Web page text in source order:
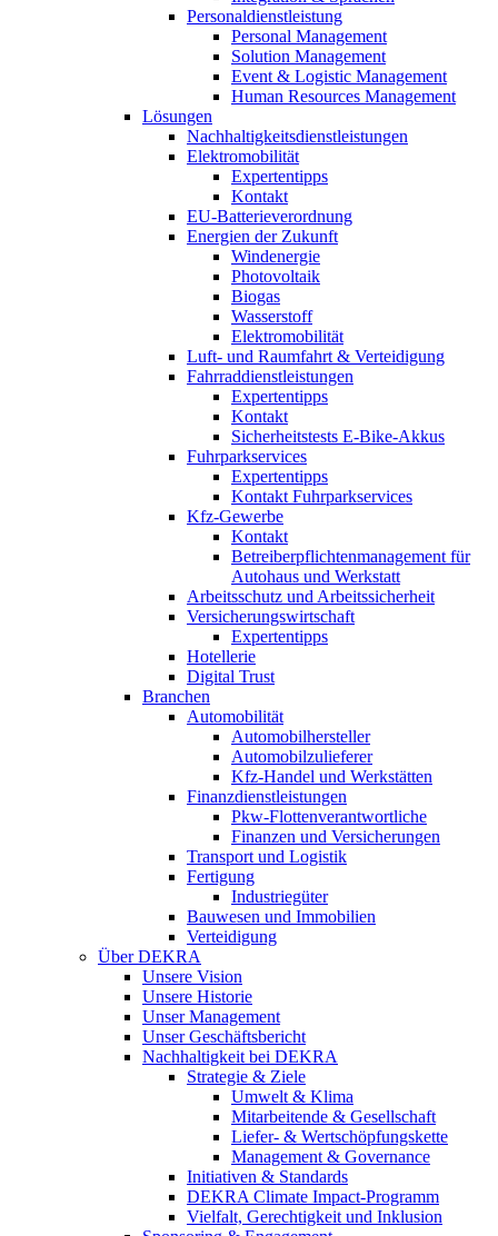
Personaldienstleistung
Personal Management
Solution Management
Event & Logistic Management
Human Resources Management
Lösungen
Nachhaltigkeitsdienstleistungen
Elektromobilität
Expertentipps
Kontakt
EU-Batterieverordnung
Energien der Zukunft
Windenergie
Photovoltaik
Biogas
Wasserstoff
Elektromobilität
Luft- und Raumfahrt & Verteidigung
Fahrraddienstleistungen
Expertentipps
Kontakt
Sicherheitstests E-Bike-Akkus
Fuhrparkservices
Expertentipps
Kontakt Fuhrparkservices
Kfz-Gewerbe
Kontakt
Betreiberpflichtenmanagement für
Autohaus und Werkstatt
Arbeitsschutz und Arbeitssicherheit
Versicherungswirtschaft
Expertentipps
Hotellerie
Digital Trust
Branchen
Automobilität
Automobilhersteller
Automobilzulieferer
Kfz-Handel und Werkstätten
Finanzdienstleistungen
Pkw‑Flottenverantwortliche
Finanzen und Versicherungen
Transport und Logistik
Fertigung
Industriegüter
Bauwesen und Immobilien
Verteidigung
Über DEKRA
Unsere Vision
Unsere Historie
Unser Management
Unser Geschäftsbericht
Nachhaltigkeit bei DEKRA
Strategie & Ziele
Umwelt & Klima
Mitarbeitende & Gesellschaft
Liefer- & Wertschöpfungskette
Management & Governance
Initiativen & Standards
DEKRA Climate Impact-Programm
Vielfalt, Gerechtigkeit und Inklusion​